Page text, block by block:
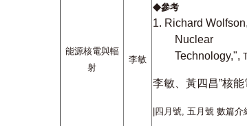
能源核電與輻
射
李敏
◆參考
1. Richard
Nuclear
Technology,",
李敏、黃四昌”核
四月號, 五月號 數篇介